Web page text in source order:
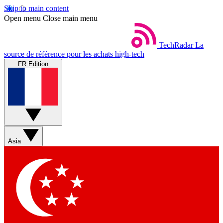
Skip to main content
Open menu Close main menu
TechRadar La
source de référence pour les achats high-tech
FR Edition
Asia